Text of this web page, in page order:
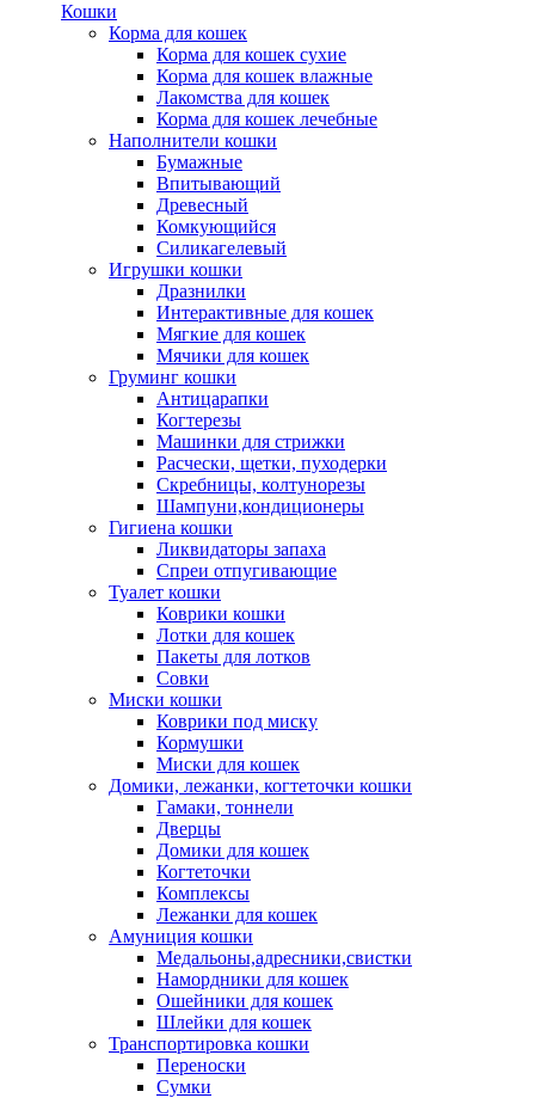
Кошки
Корма для кошек
Корма для кошек сухие
Корма для кошек влажные
Лакомства для кошек
Корма для кошек лечебные
Наполнители кошки
Бумажные
Впитывающий
Древесный
Комкующийся
Силикагелевый
Игрушки кошки
Дразнилки
Интерактивные для кошек
Мягкие для кошек
Мячики для кошек
Груминг кошки
Антицарапки
Когтерезы
Машинки для стрижки
Расчески, щетки, пуходерки
Скребницы, колтунорезы
Шампуни,кондиционеры
Гигиена кошки
Ликвидаторы запаха
Спреи отпугивающие
Туалет кошки
Коврики кошки
Лотки для кошек
Пакеты для лотков
Совки
Миски кошки
Коврики под миску
Кормушки
Миски для кошек
Домики, лежанки, когтеточки кошки
Гамаки, тоннели
Дверцы
Домики для кошек
Когтеточки
Комплексы
Лежанки для кошек
Амуниция кошки
Медальоны,адресники,свистки
Намордники для кошек
Ошейники для кошек
Шлейки для кошек
Транспортировка кошки
Переноски
Сумки